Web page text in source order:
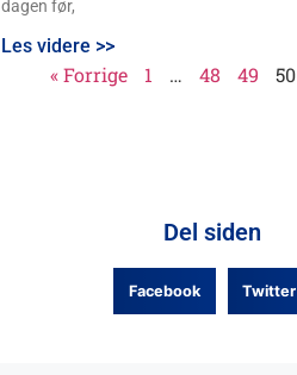
dagen før,
Les videre >>
« Forrige 1 … 48 49 50
Del siden
Facebook Twitter